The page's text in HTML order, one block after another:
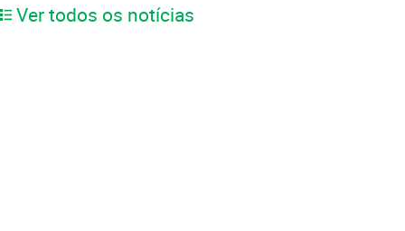
Ver todos os notícias